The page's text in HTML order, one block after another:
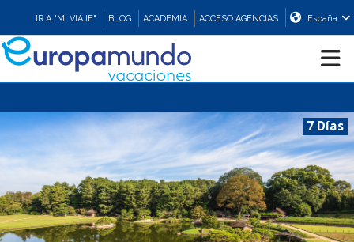
IR A "MI VIAJE" BLOG ACADEMIA ACCESO AGENCIAS España
EUROPA
ASIA
7 Días